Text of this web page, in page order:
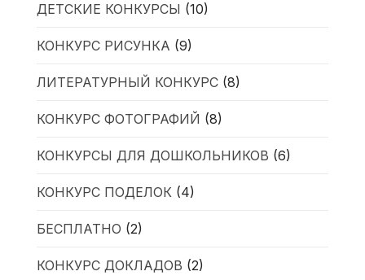
ДЕТСКИЕ КОНКУРСЫ (10)
КОНКУРС РИСУНКА (9)
ЛИТЕРАТУРНЫЙ КОНКУРС(8)
КОНКУРС ФОТОГРАФИЙ (8)
КОНКУРСЫ ДЛЯ ДОШКОЛЬНИКОВ (6)
КОНКУРС ПОДЕЛОК(4)
БЕСПЛАТНО (2)
КОНКУРС ДОКЛАДОВ (2)